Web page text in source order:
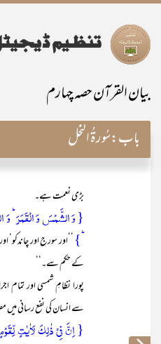
بیان القرآن حصہ چہارم
باب:سُورۃُ النَّحْل
بڑی نعمت ہے۔
{ وَ الشَّمۡسَ وَ الۡقَمَرَ
ؕ} ’’اور سورج اور
کے حکم سے۔‘‘
پورا نظامِ شمسی اور تمام
سے انسان کی نفع رسانی
{ اِنَّ فِیۡ ذٰلِکَ لَاٰیٰتٍ لِّقَوۡمٍ